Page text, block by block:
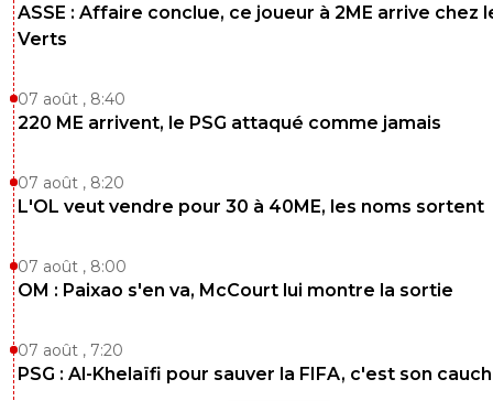
ASSE : Affaire conclue, ce joueur à 2ME arrive chez
Verts
07 août , 8:40
220 ME arrivent, le PSG attaqué comme jamais
07 août , 8:20
L'OL veut vendre pour 30 à 40ME, les noms sortent
07 août , 8:00
OM : Paixao s'en va, McCourt lui montre la sortie
07 août , 7:20
PSG : Al-Khelaïfi pour sauver la FIFA, c'est son